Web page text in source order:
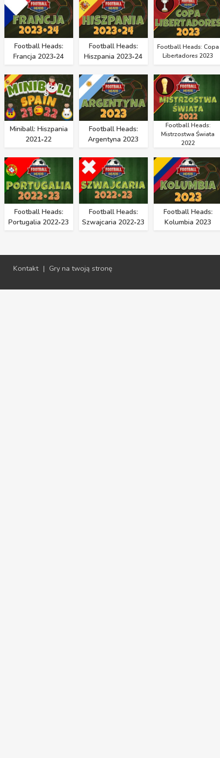
Football Heads:
Francja 2023‑24
Football Heads:
Hiszpania 2023‑24
Football Heads: Copa
Libertadores 2023
Miniball: Hiszpania
2021‑22
Football Heads:
Argentyna 2023
Football Heads:
Mistrzostwa Świata
2022
Football Heads:
Portugalia 2022‑23
Football Heads:
Szwajcaria 2022‑23
Football Heads:
Kolumbia 2023
Kontakt | Gry na twoją stronę